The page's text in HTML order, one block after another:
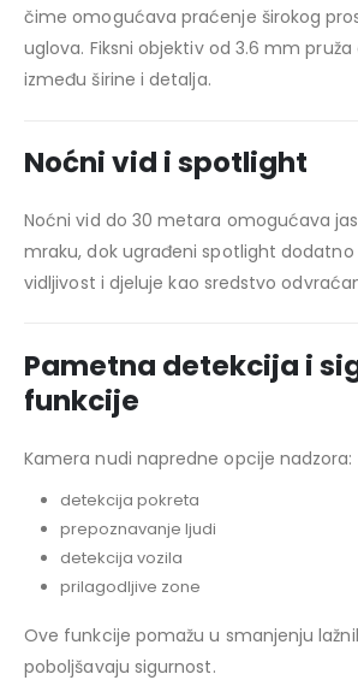
čime omogućava praćenje širokog
uglova. Fiksni objektiv od 3.6 mm
između širine i detalja.
Noćni vid i spotlight
Noćni vid do 30 metara omogućava
mraku, dok ugrađeni spotlight dodatno
vidljivost i djeluje kao sredstvo
Pametna detekcija i
funkcije
Kamera nudi napredne opcije nadzora:
detekcija pokreta
prepoznavanje ljudi
detekcija vozila
prilagodljive zone
Ove funkcije pomažu u smanjenju
poboljšavaju sigurnost.